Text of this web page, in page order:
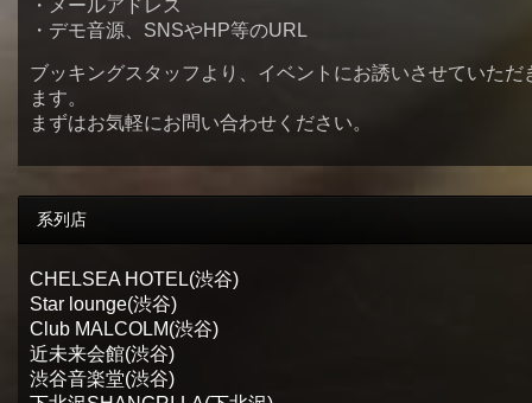
・メールアドレス
・デモ音源、SNSやHP等のURL
ブッキングスタッフより、イベントにお誘いさせていただ
ます。
まずはお気軽にお問い合わせください。
系列店
CHELSEA HOTEL(渋谷)
Star lounge(渋谷)
Club MALCOLM(渋谷)
近未来会館(渋谷)
渋谷音楽堂(渋谷)